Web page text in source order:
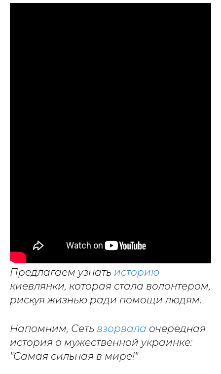
Предлагаем узнать историю
киевлянки, которая стала волонтером,
рискуя жизнью ради помощи людям.
Напомним, Сеть взорвала очередная
история о мужественной украинке:
"Самая сильная в мире!"